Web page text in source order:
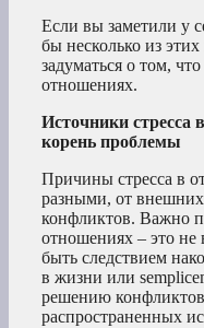
Если вы заметили у
бы несколько из
задуматься о том,
отношениях.
Источники стресса
корень проблемы
Причины стресса в
разными, от внешних
конфликтов. Важно
отношениях – это не
быть следствием
в жизни или
решению
распространенных